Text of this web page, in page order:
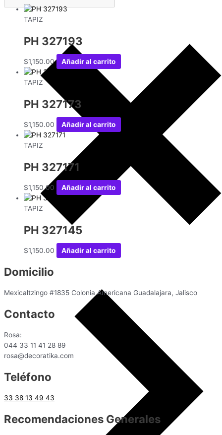
TAPIZ
PH 327193
$1,150.00 Añadir al carrito
TAPIZ
PH 327173
$1,150.00 Añadir al carrito
TAPIZ
PH 327171
$1,150.00 Añadir al carrito
TAPIZ
PH 327145
$1,150.00 Añadir al carrito
Domicilio
Mexicaltzingo #1835 Colonia Americana Guadalajara, Jalisco
Contacto
Rosa:
044 33 11 41 28 89
rosa@decoratika.com
Teléfono
33 38 13 49 43
Recomendaciones Generales